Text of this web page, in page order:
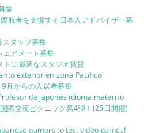
集
航者を支援する日本人アドバイザー募
スタッフ募集
ェアメート募集
トに最適なスタジオ賃貸
exterior en zona Pacifico
月からの入居者募集
de japonés idioma materno
際交流ピクニック第4弾！(25日開催)
gamers to test video games!